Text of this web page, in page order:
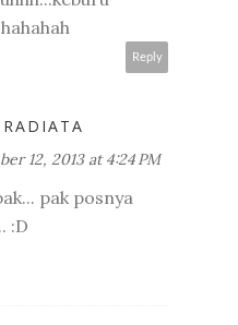
Reply
12, 2013 at 4:24 PM
pak posnya
:D